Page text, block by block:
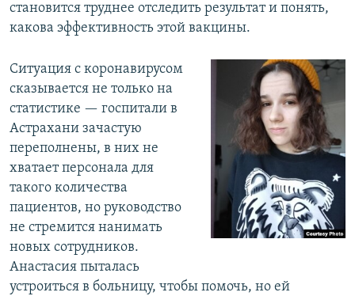
становится труднее отследить результат и понять,
какова эффективность этой вакцины.
Ситуация с коронавирусом
сказывается не только на
статистике — госпитали в
Астрахани зачастую
переполнены, в них не
хватает персонала для
такого количества
пациентов, но руководство
не стремится нанимать
новых сотрудников.
Анастасия пыталась
устроиться в больницу, чтобы помочь, но ей